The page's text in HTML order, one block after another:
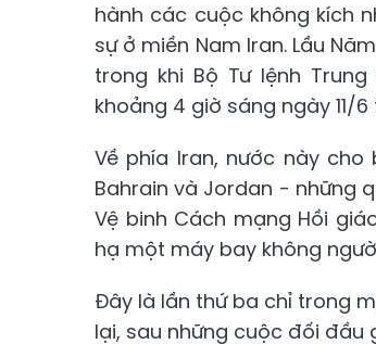
hành các cuộc không kích
sự ở miền Nam Iran. Lầu
trong khi Bộ Tư lệnh
khoảng 4 giờ sáng ngày 11/
Về phía Iran, nước này
Bahrain và Jordan - những
Vệ binh Cách mạng Hồi
hạ một máy bay không
Đây là lần thứ ba chỉ trong
lại, sau những cuộc đối đầu